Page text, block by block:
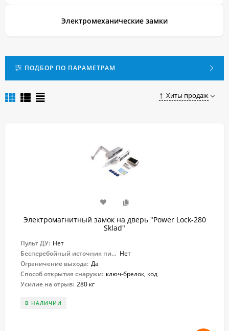
Электромеханические замки
ПОДБОР ПО ПАРАМЕТРАМ
Хиты продаж
Электромагнитный замок на дверь "Power Lock-280
Sklad"
Пульт ДУ: Нет
Бесперебойный источник питания: Нет
Ограничение выхода: Да
Способ открытия снаружи: ключ-брелок, код
Усилие на отрыв: 280 кг
В НАЛИЧИИ